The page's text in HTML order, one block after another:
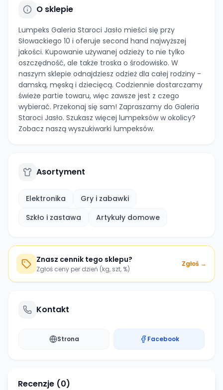
O sklepie
Lumpeks Galeria Staroci Jasło mieści się przy
Słowackiego 10 i oferuje second hand najwyższej
jakości. Kupowanie używanej odzieży to nie tylko
oszczędność, ale także troska o środowisko. W
naszym sklepie odnajdziesz odzież dla całej rodziny -
damską, męską i dziecięcą. Codziennie dostarczamy
świeże partie towaru, więc zawsze jest z czego
wybierać. Przekonaj się sam! Zapraszamy do Galeria
Staroci Jasło. Szukasz więcej lumpeksów w okolicy?
Zobacz naszą wyszukiwarki lumpeksów.
Asortyment
Elektronika
Gry i zabawki
Szkło i zastawa
Artykuły domowe
Znasz cennik tego sklepu?
Zgłoś ceny per dzień (kg, szt, %)
Zgłoś →
Kontakt
Strona Facebook
Recenzje (0)